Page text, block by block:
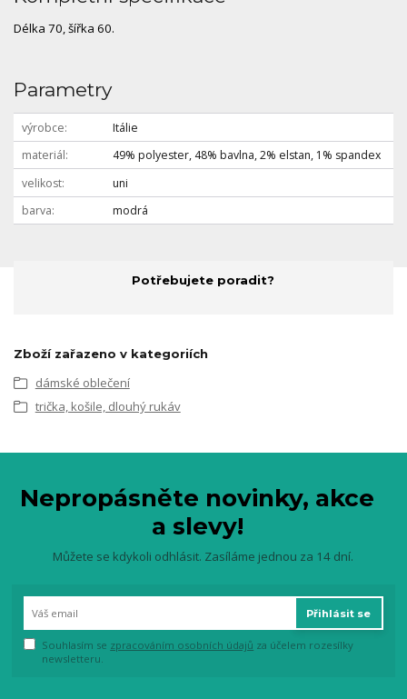
Délka 70, šířka 60.
Parametry
výrobce
Itálie
materiál
49% polyester, 48% bavlna, 2% elstan, 1% spandex
velikost
uni
barva
modrá
Potřebujete poradit?
Zboží zařazeno v kategoriích
dámské oblečení
trička, košile, dlouhý rukáv
Nepropásněte novinky, akce
a slevy!
Můžete se kdykoli odhlásit. Zasíláme jednou za 14 dní.
Přihlásit se
Souhlasím se zpracováním osobních údajů za účelem rozesílky
newsletteru.